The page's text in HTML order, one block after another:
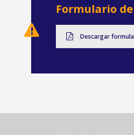
Formulario
Descargar